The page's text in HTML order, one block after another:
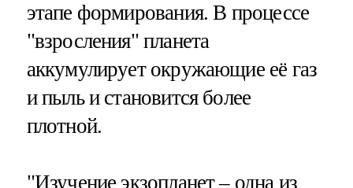
этапе формирования. В процессе
"взросления" планета
аккумулирует окружающие её газ
и пыль и становится более
плотной.
"Изучение экзопланет – одна из